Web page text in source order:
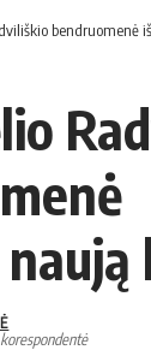
bendruomenė